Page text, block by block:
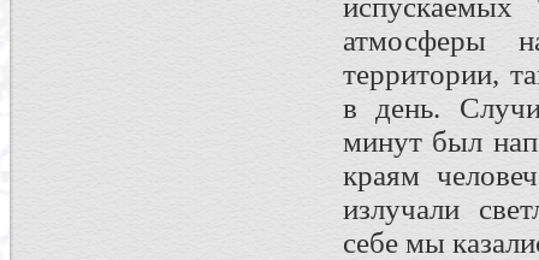
испускаемых
атмосферы
территории,
в день.
минут был
краям
излучали
себе мы